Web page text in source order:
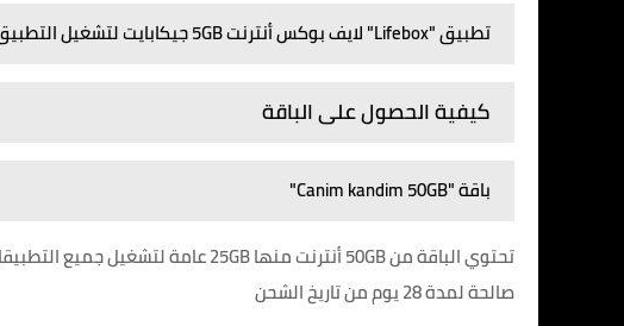
تطبيق "Lifebox" لايف بوكس أنترنت 5GB جيكابايت لتشغيل التطبيق فقط
كيفية الحصول على الباقة
باقة "Canim kandim 50GB"
صالحة لمدة 28 يوم من تاريخ الشحن